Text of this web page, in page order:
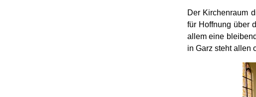
Der Kirchenraum
für Hoffnung über
allem eine
in Garz steht allen